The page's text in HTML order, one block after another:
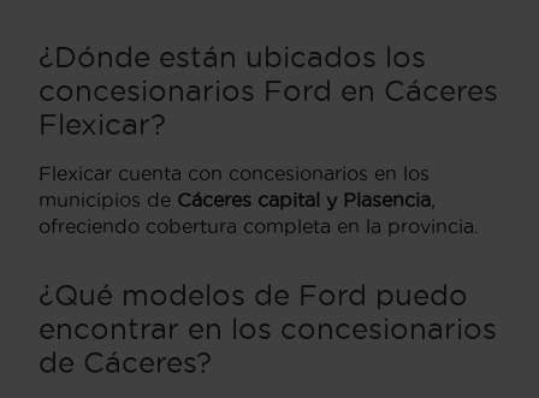
¿Dónde están ubicados los
concesionarios Ford en Cáceres
Flexicar?
Flexicar cuenta con concesionarios en los
municipios de Cáceres capital y Plasencia
ofreciendo cobertura completa en la provincia.
¿Qué modelos de Ford puedo
encontrar en los concesionarios
de Cáceres?